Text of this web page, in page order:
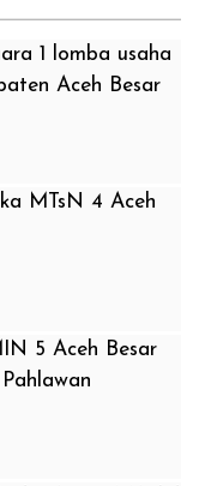
1 lomba usaha
Aceh Besar
MTsN 4 Aceh
5 Aceh Besar